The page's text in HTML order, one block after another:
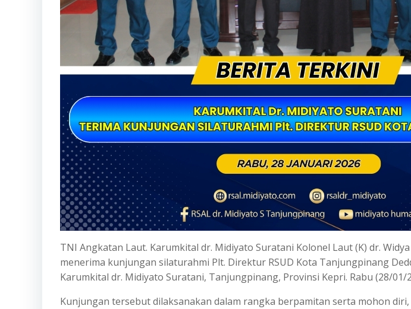
TNI Angkatan Laut. Karumkital dr. Midiyato Suratani Kolonel Laut (K) dr. Widya
menerima kunjungan silaturahmi Plt. Direktur RSUD Kota Tanjungpinang
Karumkital dr. Midiyato Suratani, Tanjungpinang, Provinsi Kepri. Rabu (28/01/
Kunjungan tersebut dilaksanakan dalam rangka berpamitan serta mohon